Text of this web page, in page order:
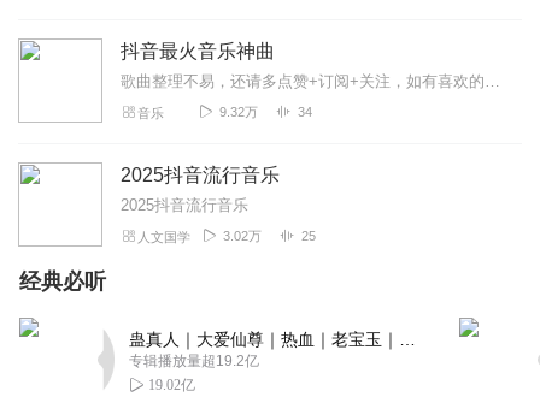
抖音最火音乐神曲
歌曲整理不易，还请多点赞+订阅+关注，如有喜欢的歌曲也欢迎评论留言，后续给大家更新，原创/翻唱歌曲也欢迎投稿哦~免责声明：资源来自网络，仅供查询交流用。未经...
音乐 9.32万 34
2025抖音流行音乐
2025抖音流行音乐
人文国学 3.02万 25
经典必听
专辑播放量超19.2亿
19.02亿